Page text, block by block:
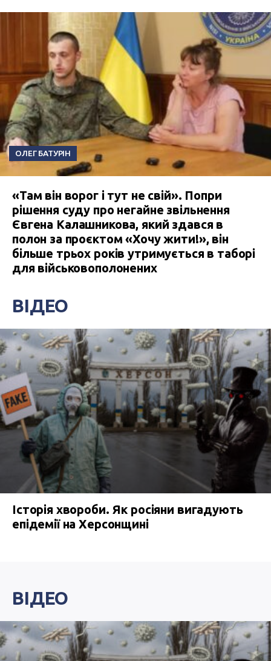
ОЛЕГ БАТУРІН
«Там він ворог і тут не свій». Попри
рішення суду про негайне звільнення
Євгена Калашникова, який здався в
полон за проєктом «Хочу жити!», він
більше трьох років утримується в таборі
для військовополонених
ВІДЕО
Історія хвороби. Як росіяни вигадують
епідемії на Херсонщині
ВІДЕО